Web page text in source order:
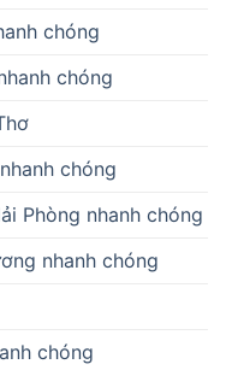
chóng
chóng
chóng
Phòng nhanh chóng
nhanh chóng
chóng